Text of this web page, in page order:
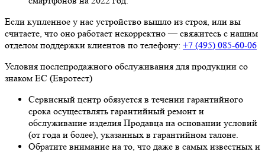
Если купленное у нас устройство вышло из строя, или вы
считаете, что оно работает некорректно — свяжитесь с нашим
отделом поддержки клиентов по телефону: +7 (495) 085-60-06
Условия послепродажного обслуживания для продукции со
знаком ЕС (Евротест)
Сервисный центр обязуется в течении гарантийного
срока осуществлять гарантийный ремонт и
обслуживание изделия Продавца на основании условий
(от года и более), указанных в гарантийном талоне.
Обратите внимание на то, что даже в самых известных и